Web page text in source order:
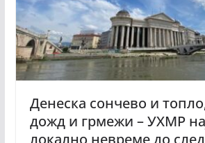
Денеска сончево и
дожд и грмежи – УХМР
локално невреме до